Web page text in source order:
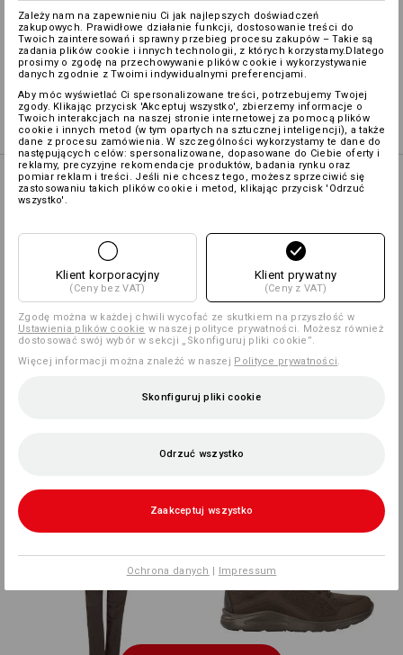
Personalizacja:
Samodzielne przygotowanie
Logoservice
więcej
MIX & MATCH
Fartuch przedni
+
Zapaska e.s.fusion,
damska
pocket, damskie
Zależy nam na zapewnieniu Ci jak najlepszych doświadczeń
zakupowych. Prawidłowe działanie funkcji, dostosowanie treści do
Twoich zainteresowań i sprawny przebieg procesu zakupów – Takie są
zadania plików cookie i innych technologii, z których korzystamy.Dlatego
prosimy o zgodę na przechowywanie plików cookie i wykorzystywanie
danych zgodnie z Twoimi indywidualnymi preferencjami.
Aby móc wyświetlać Ci spersonalizowane treści, potrzebujemy Twojej
zgody. Klikając przycisk 'Akceptuj wszystko', zbierzemy informacje o
Twoich interakcjach na naszej stronie internetowej za pomocą plików
cookie i innych metod (w tym opartych na sztucznej inteligencji), a także
dane z procesu zamówienia. W szczególności wykorzystamy te dane do
następujących celów: spersonalizowane, dopasowane do Ciebie oferty i
reklamy, precyzyjne rekomendacje produktów, badania rynku oraz
pomiar reklam i treści. Jeśli nie chcesz tego, możesz sprzeciwić się
zastosowaniu takich plików cookie i metod, klikając przycisk 'Odrzuć
wszystko'.
Klient korporacyjny
(Ceny bez VAT)
Klient prywatny
(Ceny z VAT)
Zgodę można w każdej chwili wycofać ze skutkiem na przyszłość w
Ustawienia plików cookie w naszej polityce prywatności. Możesz również
dostosować swój wybór w sekcji „Skonfiguruj pliki cookie”.
Więcej informacji można znaleźć w naszej Polityce prywatności
Skonfiguruj pliki cookie
Odrzuć wszystko
Zaakceptuj wszystko
Ochrona danych | Impressum